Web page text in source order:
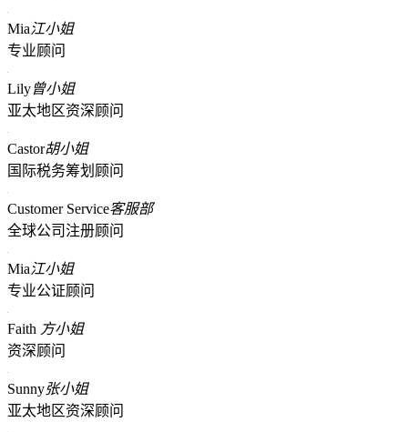
Mia江小姐
专业顾问
Lily曾小姐
亚太地区资深顾问
Castor胡小姐
国际税务筹划顾问
Customer Service客服部
全球公司注册顾问
Mia江小姐
专业公证顾问
Faith 方小姐
资深顾问
Sunny张小姐
亚太地区资深顾问